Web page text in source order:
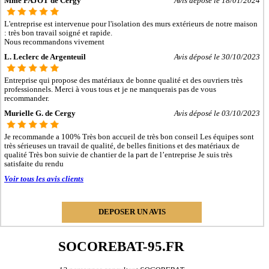
- Entreprise de rénovation immobilière à Villiers-le-Bel
- Entreprise de rénovation immobilière à Gonesse
- Entreprise de rénovation immobilière à Taverny
- Entreprise de rénovation immobilière à Herblay
- Entreprise de rénovation immobilière à Eaubonne
- Entreprise de rénovation immobilière à Saint-Ouen-l'Aumône
- Entreprise de rénovation immobilière à Cormeilles-en-Parisis
- Entreprise de rénovation immobilière à Deuil-la-Barre
- Entreprise de rénovation immobilière à Montmorency
- Entreprise de rénovation immobilière à Saint-Gratien
- Entreprise de rénovation immobilière à Montigny-lès-Cormeilles
- Entreprise de rénovation immobilière à Soisy-sous-Montmorency
- Entreprise de rénovation immobilière à Jouy-le-Moutier
- Entreprise de rénovation immobilière à Éragny
- Entreprise de rénovation immobilière à Osny
- Entreprise de rénovation immobilière à Saint-Leu-la-Forêt
- Entreprise de rénovation immobilière à Saint-Brice-sous-Forêt
- Entreprise de rénovation immobilière à Montmagny
- Entreprise de rénovation immobilière à Arnouville
- Entreprise de rénovation immobilière à L'Isle-Adam
- Entreprise de rénovation immobilière à Persan
L'entreprise est intervenue pour l'isolation des murs extérieurs de notre maison
: très bon travail soigné et rapide.
Nous recommandons vivement
L. Leclerc de Argenteuil
Avis déposé le 30/10/2023
Entreprise qui propose des matériaux de bonne qualité et des ouvriers très
professionnels. Merci à vous tous et je ne manquerais pas de vous
recommander.
Murielle G. de Cergy
Avis déposé le 03/10/2023
Je recommande a 100% Très bon accueil de très bon conseil Les équipes sont
très sérieuses un travail de qualité, de belles finitions et des matériaux de
qualité Très bon suivie de chantier de la part de l’entreprise Je suis très
satisfaite du rendu
Voir tous les avis clients
DEPOSER UN AVIS
SOCOREBAT-95.FR